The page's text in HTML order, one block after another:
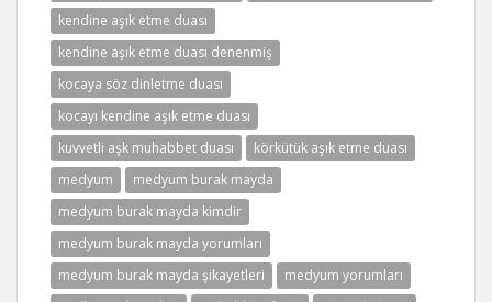
kendine aşık etme duası
kendine aşık etme duası denenmiş
kocaya söz dinletme duası
kocayı kendine aşık etme duası
kuvvetli aşk muhabbet duası
körkütük aşık etme duası
medyum
medyum burak mayda
medyum burak mayda kimdir
medyum burak mayda yorumları
medyum burak mayda şikayetleri
medyum yorumları